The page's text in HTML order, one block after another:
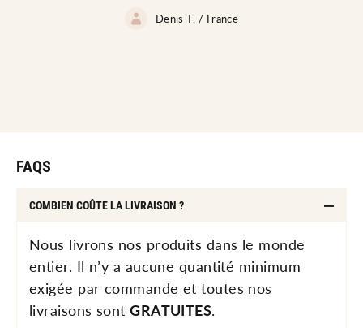
Denis T. / France
FAQS
COMBIEN COÛTE LA LIVRAISON ?
Nous livrons nos produits dans le monde
entier. Il n’y a aucune quantité minimum
exigée par commande et toutes nos
livraisons sontGRATUITES.